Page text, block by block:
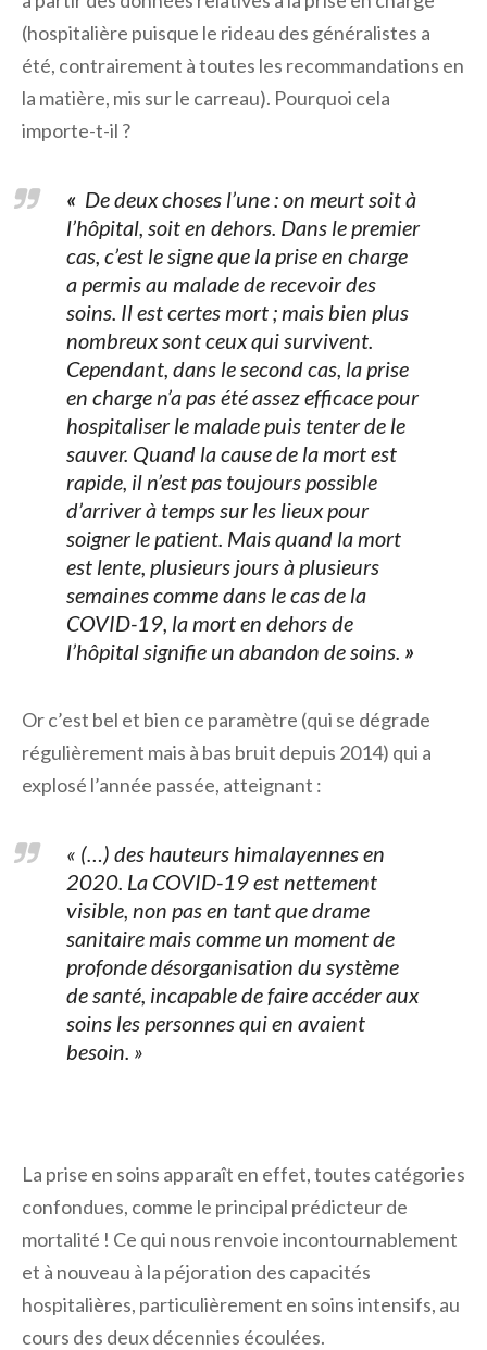
(hospitalière puisque le rideau des généralistes a
été, contrairement à toutes les recommandations en
la matière, mis sur le carreau). Pourquoi cela
importe-t-il ?
« De deux choses l’une : on meurt soit à
l’hôpital, soit en dehors. Dans le premier
cas, c’est le signe que la prise en charge
a permis au malade de recevoir des
soins. Il est certes mort ; mais bien plus
nombreux sont ceux qui survivent.
Cependant, dans le second cas, la prise
en charge n’a pas été assez efficace pour
hospitaliser le malade puis tenter de le
sauver. Quand la cause de la mort est
rapide, il n’est pas toujours possible
d’arriver à temps sur les lieux pour
soigner le patient. Mais quand la mort
est lente, plusieurs jours à plusieurs
semaines comme dans le cas de la
COVID-19, la mort en dehors de
l’hôpital signifie un abandon de soins. »
Or c’est bel et bien ce paramètre (qui se dégrade
régulièrement mais à bas bruit depuis 2014) qui a
explosé l’année passée, atteignant :
« (…) des hauteurs himalayennes en
2020. La COVID-19 est nettement
visible, non pas en tant que drame
sanitaire mais comme un moment de
profonde désorganisation du système
de santé, incapable de faire accéder aux
soins les personnes qui en avaient
besoin. »
La prise en soins apparaît en effet, toutes catégories
confondues, comme le principal prédicteur de
mortalité ! Ce qui nous renvoie incontournablement
et à nouveau à la péjoration des capacités
hospitalières, particulièrement en soins intensifs, au
cours des deux décennies écoulées.